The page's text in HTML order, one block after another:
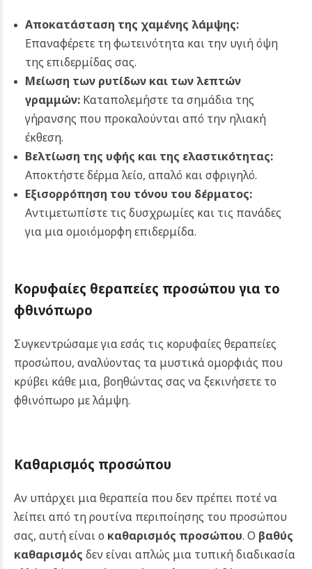
Αποκατάσταση της χαμένης λάμψης:
Επαναφέρετε τη φωτεινότητα και την υγιή όψη
της επιδερμίδας σας.
Μείωση των ρυτίδων και των λεπτών
γραμμών:Καταπολεμήστε τα σημάδια της
γήρανσης που προκαλούνται από την ηλιακή
έκθεση.
Βελτίωση της υφής και της ελαστικότητας:
Αποκτήστε δέρμα λείο, απαλό και σφριγηλό.
Εξισορρόπηση του τόνου του δέρματος:
Αντιμετωπίστε τις δυσχρωμίες και τις πανάδες
για μια ομοιόμορφη επιδερμίδα.
Κορυφαίες θεραπείες προσώπου για το
φθινόπωρο
Συγκεντρώσαμε για εσάς τις κορυφαίες θεραπείες
προσώπου, αναλύοντας τα μυστικά ομορφιάς που
κρύβει κάθε μια, βοηθώντας σας να ξεκινήσετε το
φθινόπωρο με λάμψη.
Καθαρισμός προσώπου
Αν υπάρχει μια θεραπεία που δεν πρέπει ποτέ να
λείπει από τη ρουτίνα περιποίησης του προσώπου
σας, αυτή είναι ο καθαρισμός προσώπου. Ο βαθύς
καθαρισμός δεν είναι απλώς μια τυπική διαδικασία